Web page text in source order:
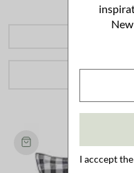
I acccept the